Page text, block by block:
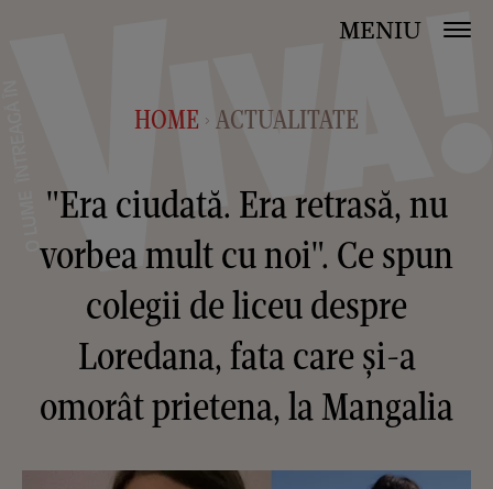
MENIU
HOME > ACTUALITATE
"Era ciudată. Era retrasă, nu
vorbea mult cu noi". Ce spun
colegii de liceu despre
Loredana, fata care și-a
omorât prietena, la Mangalia